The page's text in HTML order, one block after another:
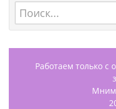
Работаем только